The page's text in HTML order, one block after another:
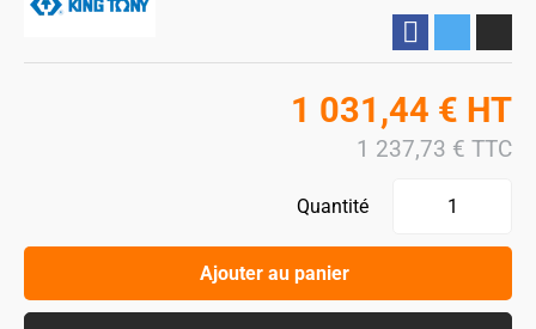
1 031,44 € HT
1 237,73 € TTC
Quantité
Ajouter au panier